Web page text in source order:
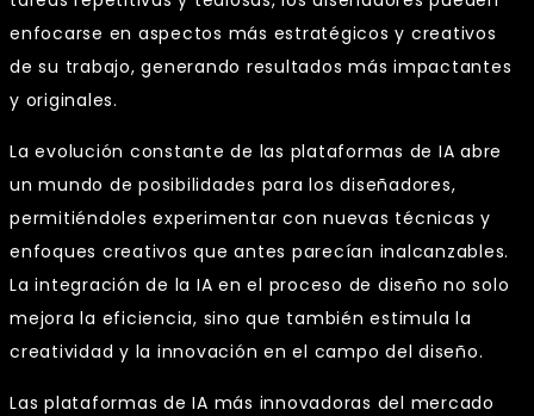
enfocarse en aspectos más estratégicos y creativos
de su trabajo, generando resultados más impactantes
y originales.
La evolución constante de las plataformas de IA abre
un mundo de posibilidades para los diseñadores,
permitiéndoles experimentar con nuevas técnicas y
enfoques creativos que antes parecían inalcanzables.
La integración de la IA en el proceso de diseño no solo
mejora la eficiencia, sino que también estimula la
creatividad y la innovación en el campo del diseño.
Las plataformas de IA más innovadoras del mercado